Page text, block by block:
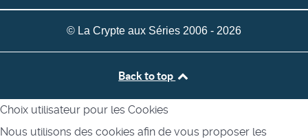
© La Crypte aux Séries 2006 - 2026
Back to top
Choix utilisateur pour les Cookies
Nous utilisons des cookies afin de vous proposer les